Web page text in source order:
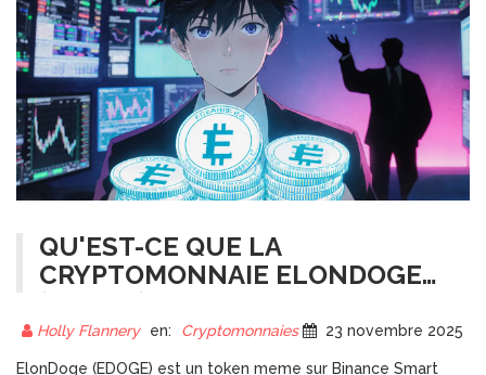
QU'EST-CE QUE LA
CRYPTOMONNAIE ELONDOGE
(EDOGE) ?
Holly Flannery en: Cryptomonnaies 23 novembre 2025
ElonDoge (EDOGE) est un token meme sur Binance Smart